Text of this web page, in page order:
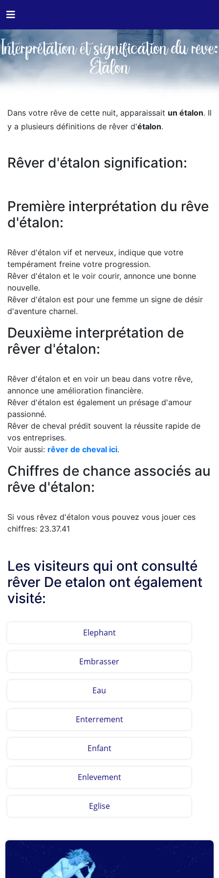
Interprétation et signification du rêve:
Etalon
Dans votre rêve de cette nuit, apparaissait un étalon. Il
y a plusieurs définitions de rêver d'étalon.
Rêver d'étalon signification:
Première interprétation du rêve
d'étalon:
Rêver d'étalon vif et nerveux, indique que votre
tempérament freine votre progression.
Rêver d'étalon et le voir courir, annonce une bonne
nouvelle.
Rêver d'étalon est pour une femme un signe de désir
d'aventure charnel.
Deuxième interprétation de
rêver d'étalon:
Rêver d'étalon et en voir un beau dans votre rêve,
annonce une amélioration financière.
Rêver d'étalon est également un présage d'amour
passionné.
Rêver de cheval prédit souvent la réussite rapide de
vos entreprises.
Voir aussi: rêver de cheval ici.
Chiffres de chance associés au
rêve d'étalon:
Si vous rêvez d'étalon vous pouvez vous jouer ces
chiffres: 23.37.41
Les visiteurs qui ont consulté
rêver De etalon ont également
visité:
Elephant
Embrasser
Eau
Enterrement
Enfant
Enlevement
Eglise